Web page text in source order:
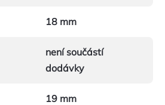
18 mm
není součástí
dodávky
19 mm